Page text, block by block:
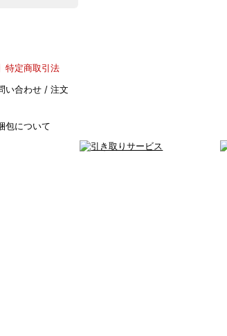
特定商取引法
い合わせ / 注文
包について